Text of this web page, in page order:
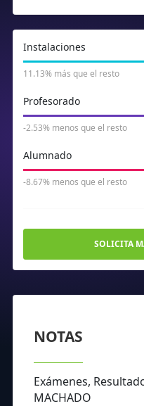
Instalaciones
11.13% más que el resto
Profesorado
-2.53% menos que el resto
Alumnado
-8.67% menos que el resto
SOLICITA
NOTAS
Exámenes,
MACHADO